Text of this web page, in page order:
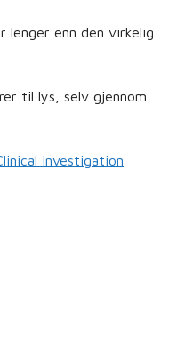
enn den virkelig
til lys, selv gjennom
Investigation